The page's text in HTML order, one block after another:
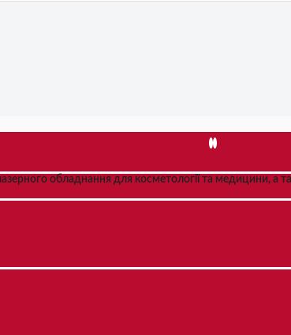
обладнання для косметології та медицини, а